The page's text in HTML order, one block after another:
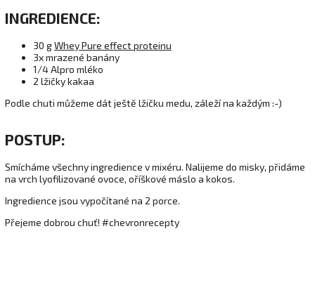
INGREDIENCE:
30 gWhey Pure effect proteinu
3x mrazené banány
1/4 Alpro mléko
2 lžičky kakaa
Podle chuti můžeme dát ještě lžičku medu, záleží na každým :-)
POSTUP:
Smícháme všechny ingredience v mixéru. Nalijeme do misky, přidáme
na vrch lyofilizované ovoce, oříškové máslo a kokos.
Ingredience jsou vypočítané na 2 porce.
Přejeme dobrou chuť! #chevronrecepty